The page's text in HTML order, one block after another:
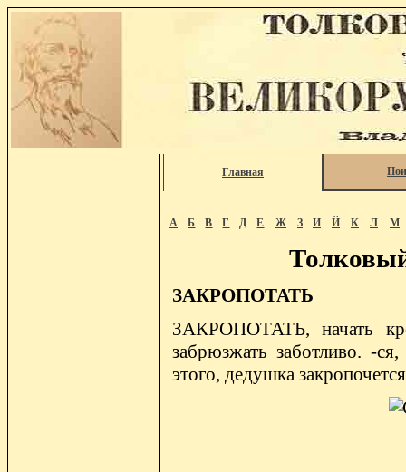
Главная
А Б В Г Д Е Ж З И Й К Л М
ЗАКРОПОТАТЬ
ЗАКРОПОТАТЬ, начать
забрюзжать заботливо. -
этого, дедушка